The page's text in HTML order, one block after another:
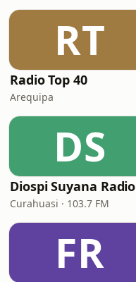
RT
Radio Top 40
Arequipa
DS
Diospi Suyana Radio
Curahuasi · 103.7 FM
FR